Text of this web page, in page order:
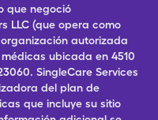
que negoció
LLC (que opera como
autorizada
ubicada en 4510
SingleCare Services
del plan de
que incluye su sitio